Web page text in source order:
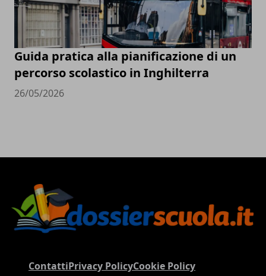
Guida pratica alla pianificazione di un
percorso scolastico in Inghilterra
26/05/2026
ContattiPrivacy PolicyCookie Policy